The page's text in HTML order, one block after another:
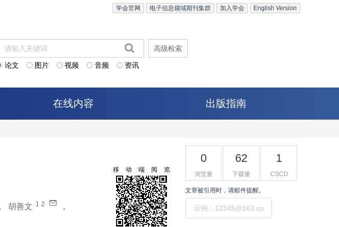
English Version
加入学会
电子信息领域期刊集群
学会官网
论文 图片 视频 音频 资讯
高级检索
在线内容 出版指南
， 胡善文 1 2
，
移动端阅览
0
浏览量
62
下载量
1
CSCD
文章被引用时，请邮件提醒。